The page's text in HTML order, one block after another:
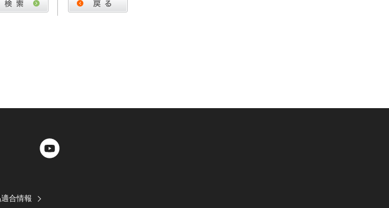
Twitter
合情報